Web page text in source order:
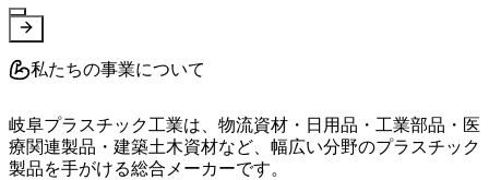
私たちの事業について
岐阜プラスチック工業は、物流資材・日用品・工業部品・医
療関連製品・建築土木資材など、幅広い分野のプラスチック
製品を手がける総合メーカーです。